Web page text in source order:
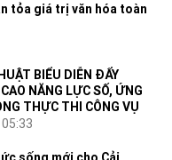
tỏa giá trị văn hóa toàn
BIỂU DIỄN ĐẨY
NĂNG LỰC SỐ, ỨNG
THỰC THI CÔNG VỤ